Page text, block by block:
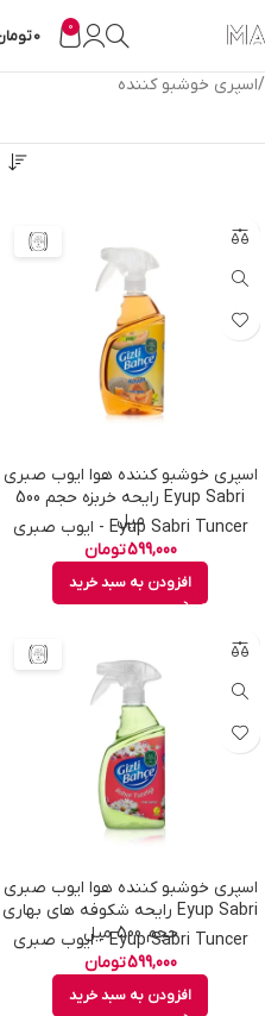
0
0
اسپری خوشبو کننده
اسپری خوشبو کننده هوا ایوب صبری
Eyup Sabri رایحه خربزه حجم 500
میل
Eyup Sabri Tuncer - ایوب صبری
599,000تومان
افزودن به سبد خرید
اسپری خوشبو کننده هوا ایوب صبری
Eyup Sabri رایحه شکوفه های بهاری
حجم 500 میل
Eyup Sabri Tuncer - ایوب صبری
599,000تومان
افزودن به سبد خرید